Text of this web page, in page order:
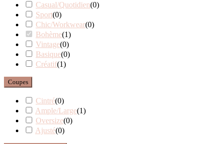
Casual/Quotidien(0)
Sport(0)
Chic/Workwear(0)
Bohème(1)
Vintage(0)
Basique(0)
Créatif(1)
Coupes
Cintré(0)
Ample/Large(1)
Oversize(0)
Ajusté(0)